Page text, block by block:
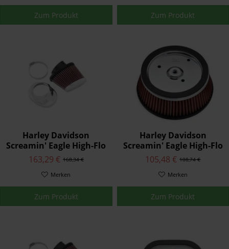
Zum Produkt Zum Produkt
Harley Davidson
Screamin' Eagle High-Flo
K&N® Austausch-
Luftfilterelement
29400275
168,34 €
163,29 €
Merken
Zum Produkt
Harley Davidson
Screamin' Eagle High-Flo
K&N® Austausch-
Luftfilterelement
29400020
108,74 €
105,48 €
Merken
Zum Produkt